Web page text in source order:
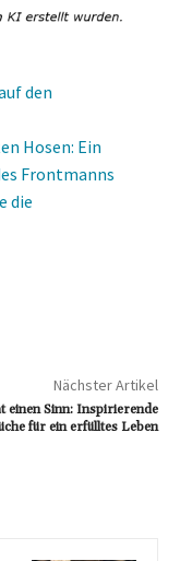
den
Hosen: Ein
Frontmanns
die
Nächster Artikel
einen Sinn: Inspirierende
für ein erfülltes Leben